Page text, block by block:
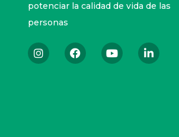
potenciar la calidad de vida de las
personas